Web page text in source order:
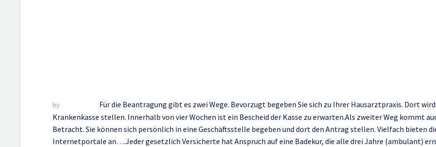
by
Für die Beantragung gibt es zwei Wege. Bevorzugt begeben Sie sich zu Ihrer Hausarztpraxis. Dort
Krankenkasse stellen. Innerhalb von vier Wochen ist ein Bescheid der Kasse zu erwarten.Als zweiter Weg kommt
Betracht. Sie können sich persönlich in eine Geschäftsstelle begeben und dort den Antrag stellen. Vielfach bieten
Internetportale an….Jeder gesetzlich Versicherte hat Anspruch auf eine Badekur, die alle drei Jahre (ambulant)